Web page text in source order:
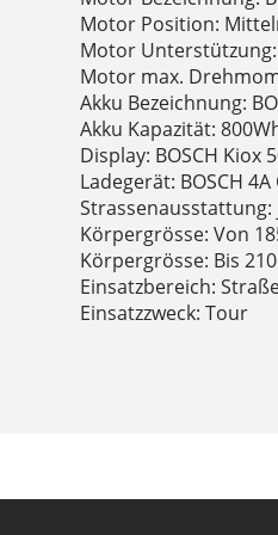
Motor Position:
Motor
Motor max.
Akku Bezeichnung:
Akku Kapazität:
Display: BOSCH Kiox
Ladegerät: BOSCH
Strassenausstattung:
Körpergrösse: Von
Körpergrösse: Bis
Einsatzbereich:
Einsatzzweck: Tour